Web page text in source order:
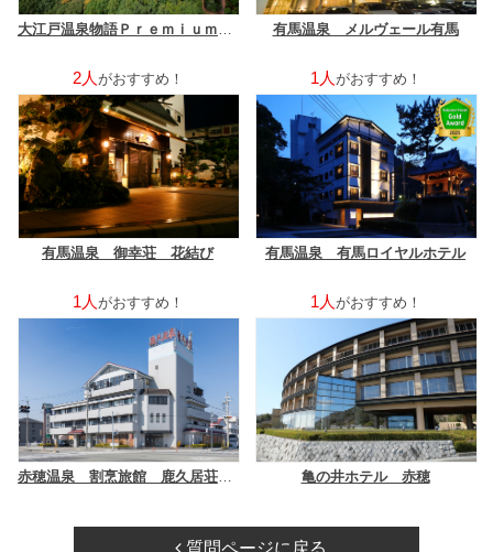
有馬温泉 メルヴェール有馬
2人 がおすすめ！
有馬温泉 御幸荘 花結び
1人 がおすすめ！
有馬温泉 有馬ロイヤルホテル
1人 がおすすめ！ 1人 がおすすめ！
亀の井ホテル 赤穂
質問ページに戻る